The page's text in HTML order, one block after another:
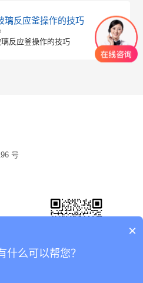
璃反应釜操作的技巧
反应釜操作的技巧
号
×
什么可以帮您？